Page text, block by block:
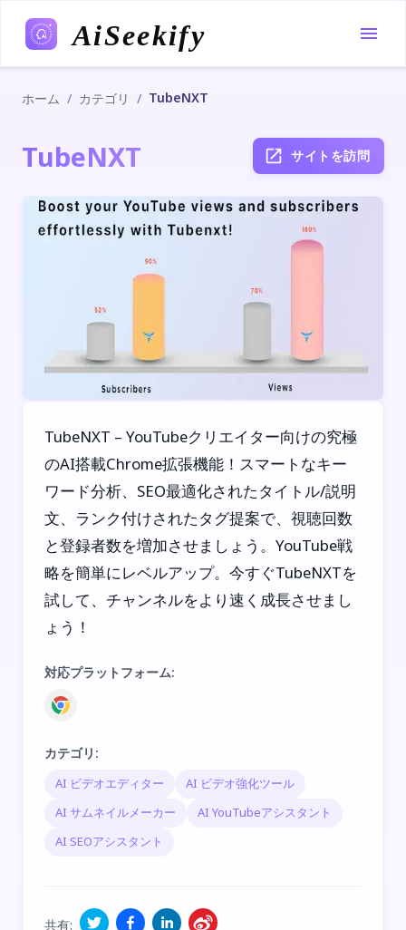
AiSeekify
ホーム / カテゴリ / TubeNXT
TubeNXT サイトを訪問
TubeNXT – YouTubeクリエイター向けの究極
のAI搭載Chrome拡張機能！スマートなキー
ワード分析、SEO最適化されたタイトル/説明
文、ランク付けされたタグ提案で、視聴回数
と登録者数を増加させましょう。YouTube戦
略を簡単にレベルアップ。今すぐTubeNXTを
試して、チャンネルをより速く成長させまし
ょう！
対応プラットフォーム:
カテゴリ :
AI ビデオエディター
AI ビデオ強化ツール
AI サムネイルメーカー
AI YouTubeアシスタント
AI SEOアシスタント
共有: